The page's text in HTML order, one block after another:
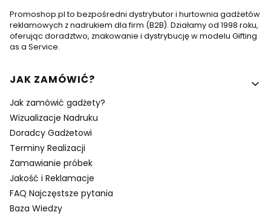
Promoshop.pl to bezpośredni dystrybutor i hurtownia gadżetów
reklamowych z nadrukiem dla firm (B2B). Działamy od 1998 roku,
oferując doradztwo, znakowanie i dystrybucję w modelu Gifting
as a Service.
Linki w stopce
JAK ZAMÓWIĆ?
Jak zamówić gadżety?
Wizualizacje Nadruku
Doradcy Gadżetowi
Terminy Realizacji
Zamawianie próbek
Jakość i Reklamacje
FAQ Najczęstsze pytania
Baza Wiedzy